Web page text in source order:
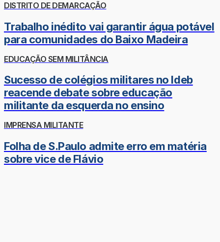
DISTRITO DE DEMARCAÇÃO
Trabalho inédito vai garantir água potável
para comunidades do Baixo Madeira
EDUCAÇÃO SEM MILITÂNCIA
Sucesso de colégios militares no Ideb
reacende debate sobre educação
militante da esquerda no ensino
IMPRENSA MILITANTE
Folha de S.Paulo admite erro em matéria
sobre vice de Flávio